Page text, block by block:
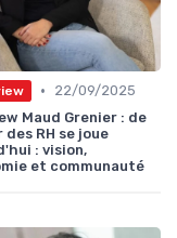
•
22/09/2025
Maud Grenier : de
des RH se joue
: vision,
et communauté